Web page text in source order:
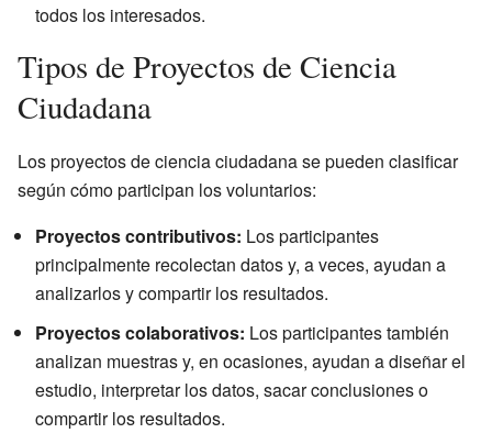
todos los interesados.
Tipos de Proyectos de Ciencia
Ciudadana
Los proyectos de ciencia ciudadana se pueden clasificar
según cómo participan los voluntarios:
Proyectos contributivos: Los participantes
principalmente recolectan datos y, a veces, ayudan a
analizarlos y compartir los resultados.
Proyectos colaborativos: Los participantes también
analizan muestras y, en ocasiones, ayudan a diseñar el
estudio, interpretar los datos, sacar conclusiones o
compartir los resultados.